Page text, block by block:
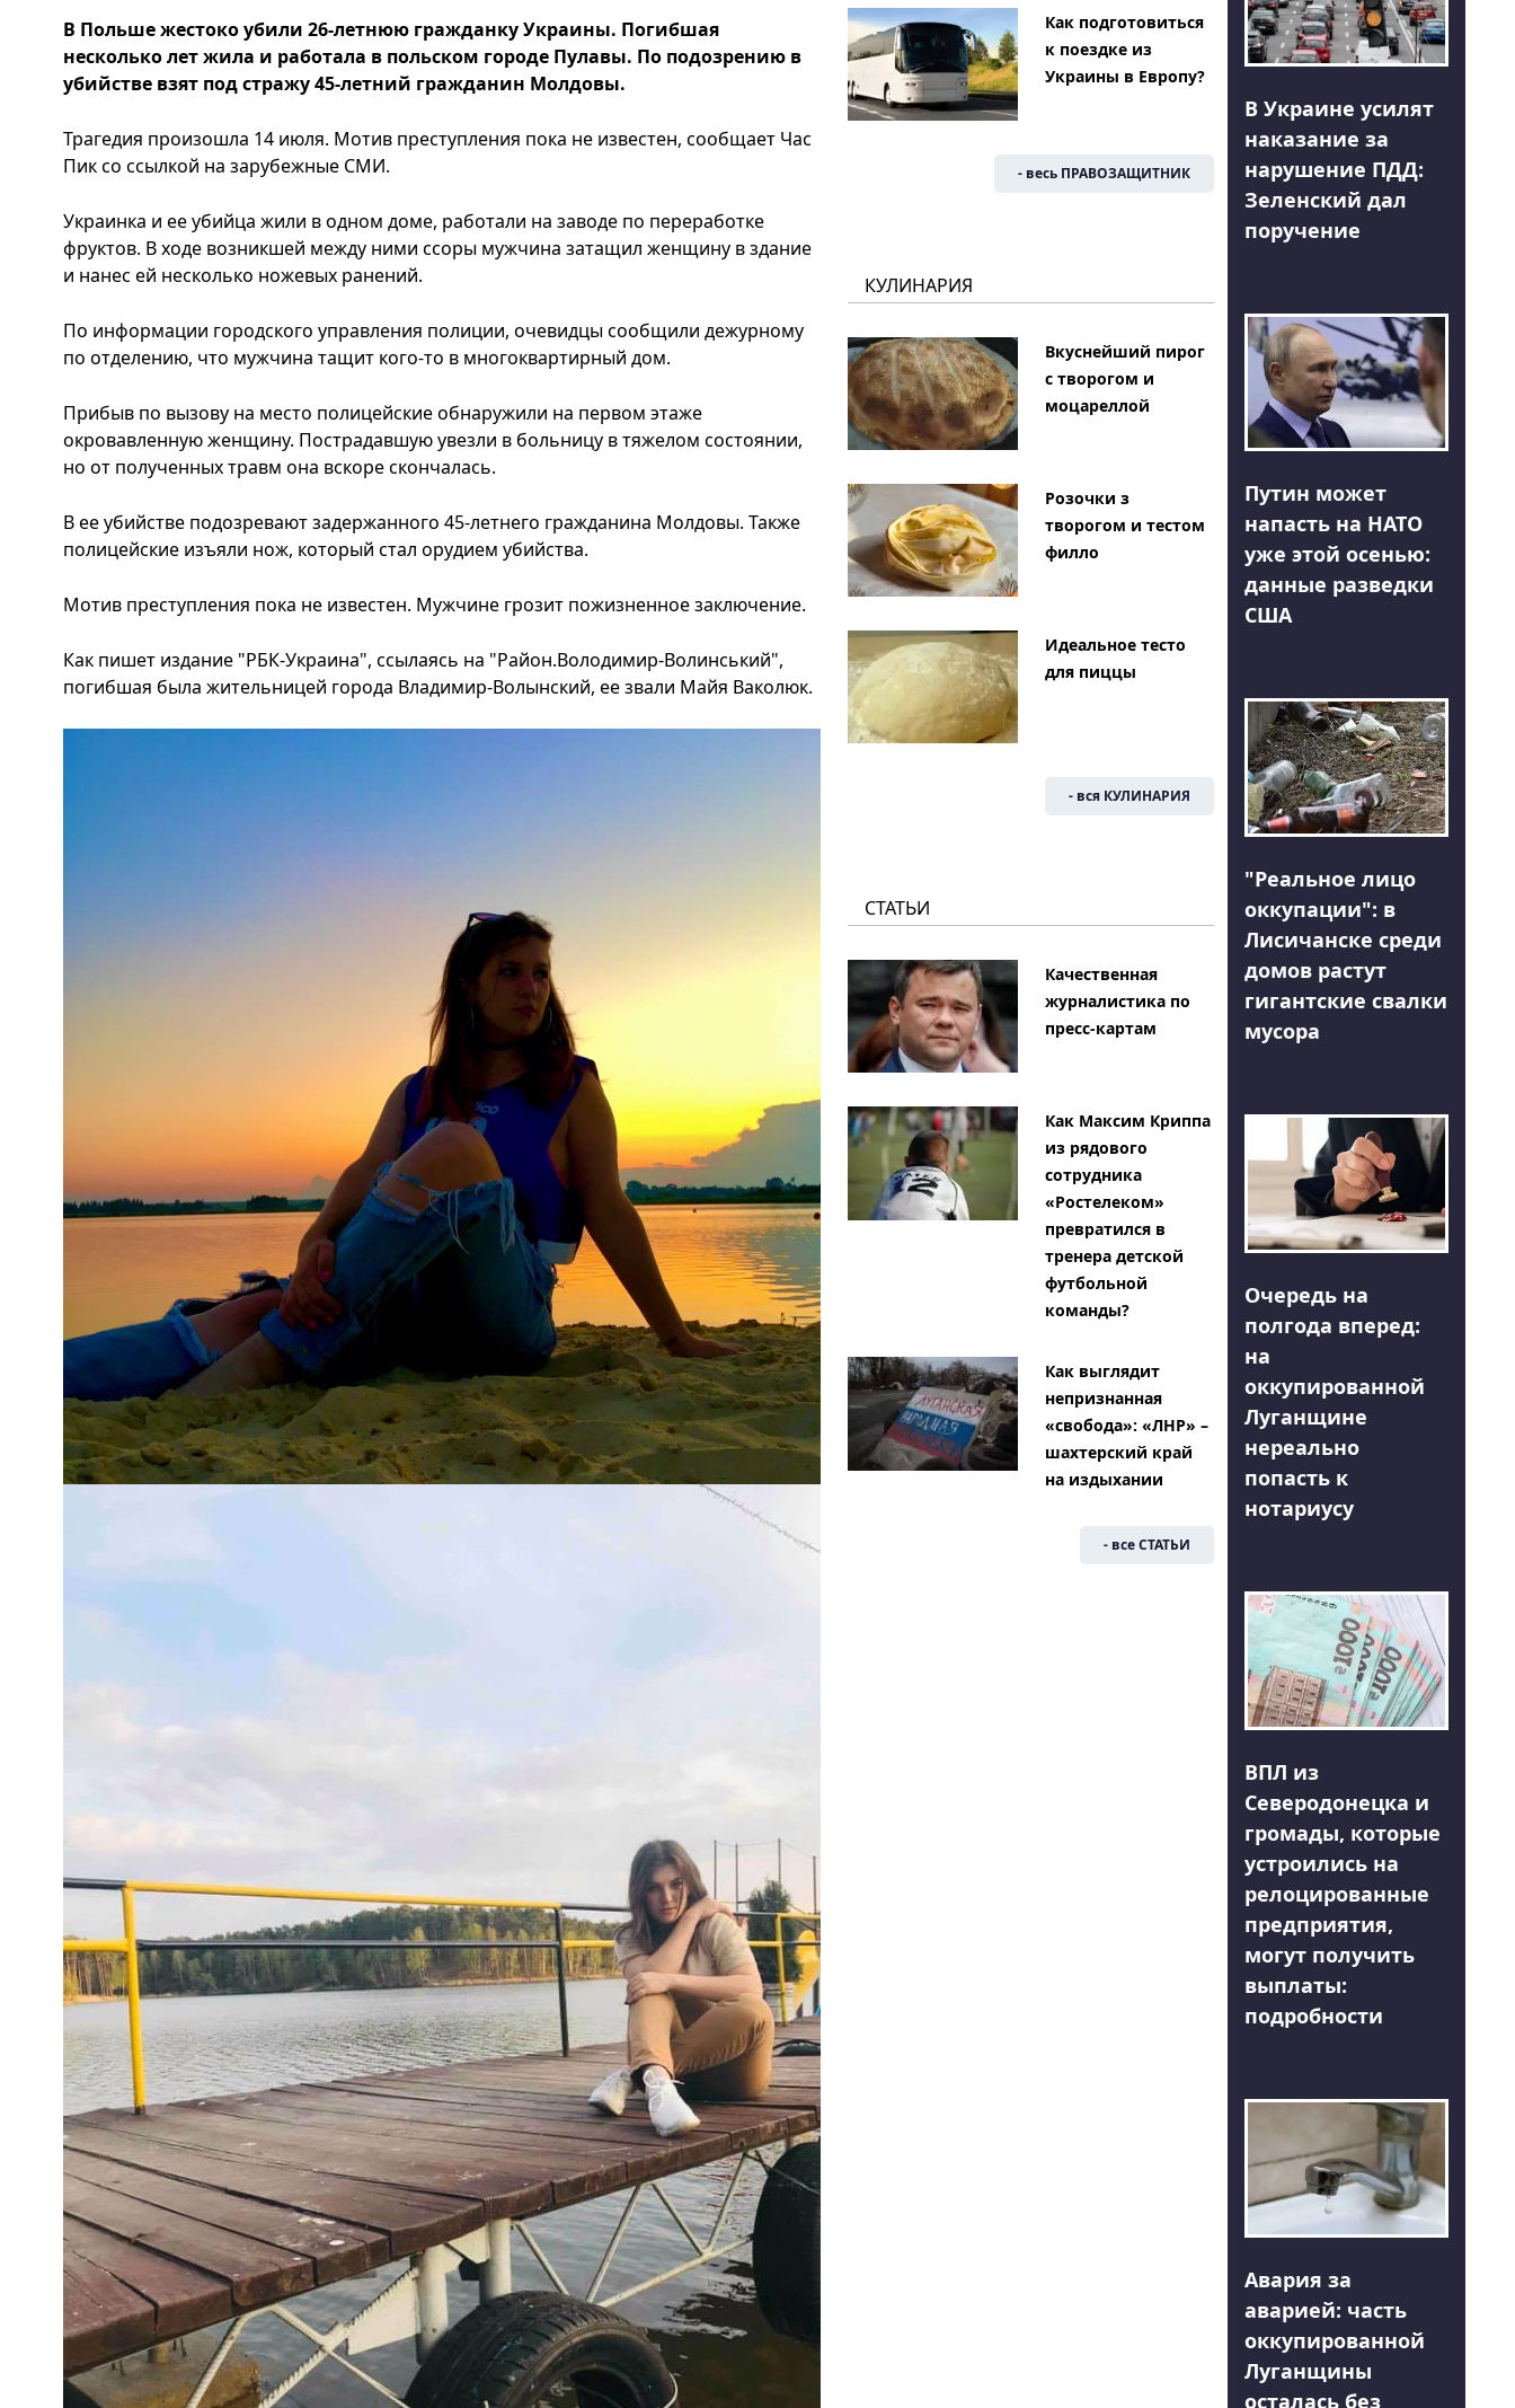
В Польше жестоко убили 26-летнюю гражданку Украины. Погибшая
несколько лет жила и работала в польском городе Пулавы. По подозрению в
убийстве взят под стражу 45-летний гражданин Молдовы.
Трагедия произошла 14 июля. Мотив преступления пока не известен, сообщает Час
Пик со ссылкой на зарубежные СМИ.
Украинка и ее убийца жили в одном доме, работали на заводе по переработке
фруктов. В ходе возникшей между ними ссоры мужчина затащил женщину в здание
и нанес ей несколько ножевых ранений.
По информации городского управления полиции, очевидцы сообщили дежурному
по отделению, что мужчина тащит кого-то в многоквартирный дом.
Прибыв по вызову на место полицейские обнаружили на первом этаже
окровавленную женщину. Пострадавшую увезли в больницу в тяжелом состоянии,
но от полученных травм она вскоре скончалась.
В ее убийстве подозревают задержанного 45-летнего гражданина Молдовы. Также
полицейские изъяли нож, который стал орудием убийства.
Мотив преступления пока не известен. Мужчине грозит пожизненное заключение.
Как пишет издание "РБК-Украина", ссылаясь на "Район.Володимир-Волинський",
погибшая была жительницей города Владимир-Волынский, ее звали Майя Ваколюк.
Как подготовиться
к поездке из
Украины в Европу?
- весь ПРАВОЗАЩИТНИК
КУЛИНАРИЯ
Вкуснейший пирог
с творогом и
моцареллой
Розочки з
творогом и тестом
филло
Идеальное тесто
для пиццы
- вся КУЛИНАРИЯ
СТАТЬИ
Качественная
журналистика по
пресс-картам
Как Максим Криппа
из рядового
сотрудника
«Ростелеком»
превратился в
тренера детской
футбольной
команды?
Как выглядит
непризнанная
«свобода»: «ЛНР» –
шахтерский край
на издыхании
- все СТАТЬИ
В Украине усилят
наказание за
нарушение ПДД:
Зеленский дал
поручение
Путин может
напасть на НАТО
уже этой осенью:
данные разведки
США
"Реальное лицо
оккупации": в
Лисичанске среди
домов растут
гигантские свалки
мусора
Очередь на
полгода вперед:
на
оккупированной
Луганщине
нереально
попасть к
нотариусу
ВПЛ из
Северодонецка и
громады, которые
устроились на
релоцированные
предприятия,
могут получить
выплаты:
подробности
Авария за
аварией: часть
оккупированной
Луганщины
осталась без